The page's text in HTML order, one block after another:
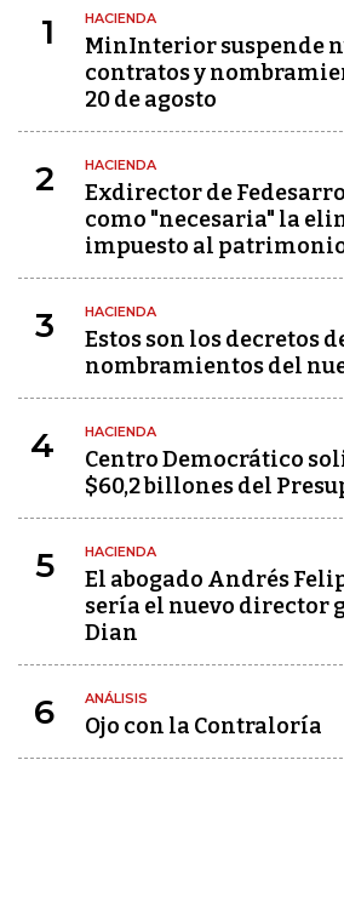
1 HACIENDA
MinInterior suspende
contratos y
20 de agosto
2 HACIENDA
Exdirector de
como "necesaria" la
impuesto al
3 HACIENDA
Estos son los decretos
nombramientos del
4 HACIENDA
Centro Democrático
$60,2 billones del
5 HACIENDA
El abogado Andrés
sería el nuevo director
Dian
6 ANÁLISIS
Ojo con la Contraloría